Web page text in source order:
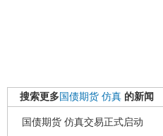
搜索更多国债期货 仿真 的新闻
国债期货 仿真交易正式启动